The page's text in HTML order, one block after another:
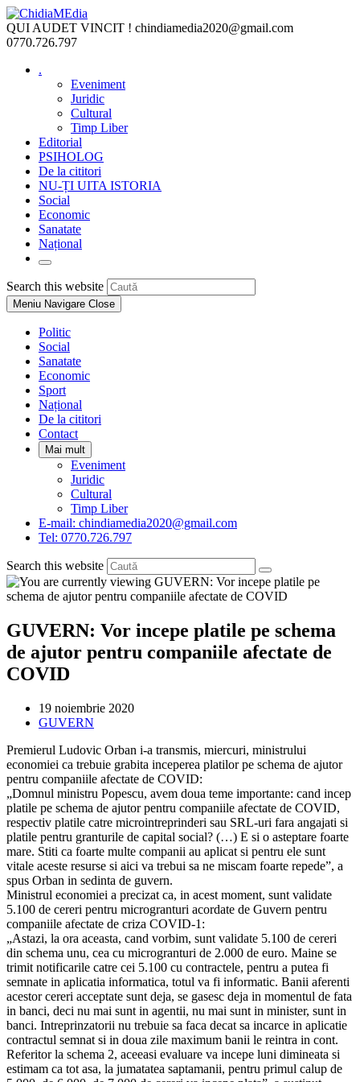
Skip
to
content
QUI AUDET VINCIT ! chindiamedia2020@gmail.com
0770.726.797
.
Eveniment
Juridic
Cultural
Timp Liber
Editorial
PSIHOLOG
De la cititori
NU-ȚI UITA ISTORIA
Social
Economic
Sanatate
Național
Toggle
website
search
Search this website
Escape
Meniu Navigare Close
Politic
Social
Sanatate
Economic
Sport
Național
De la cititori
Contact
Mai mult
Eveniment
Juridic
Cultural
Timp Liber
E-mail: chindiamedia2020@gmail.com
Tel: 0770.726.797
Search this website
GUVERN: Vor incepe platile pe schema
de ajutor pentru companiile afectate de
COVID
Post
published:
19 noiembrie 2020
Post
GUVERN
Premierul Ludovic Orban i-a transmis, miercuri, ministrului
economiei ca trebuie grabita inceperea platilor pe schema de ajutor
pentru companiile afectate de COVID:
„Domnul ministru Popescu, avem doua teme importante: cand incep
platile pe schema de ajutor pentru companiile afectate de COVID,
respectiv platile catre microintreprinderi sau SRL-uri fara angajati si
platile pentru granturile de capital social? (…) E si o asteptare foarte
mare. Stiti ca foarte multe companii au aplicat si pentru ele sunt
vitale aceste resurse si aici va trebui sa ne miscam foarte repede”, a
spus Orban in sedinta de guvern.
Ministrul economiei a precizat ca, in acest moment, sunt validate
5.100 de cereri pentru microgranturi acordate de Guvern pentru
companiile afectate de criza COVID-1:
„Astazi, la ora aceasta, cand vorbim, sunt validate 5.100 de cereri
din schema unu, cea cu microgranturi de 2.000 de euro. Maine se
trimit notificarile catre cei 5.100 cu contractele, pentru a putea fi
semnate in aplicatia informatica, totul va fi informatic. Banii aferenti
acestor cereri acceptate sunt deja, se gasesc deja in momentul de fata
in banci, deci nu mai sunt in agentii, nu mai sunt in minister, sunt in
banci. Intreprinzatorii nu trebuie sa faca decat sa incarce in aplicatie
contractul semnat si in doua zile maximum banii le reintra in cont.
Referitor la schema 2, aceeasi evaluare va incepe luni dimineata si
estimam ca tot asa, la jumatatea saptamanii, pentru primul calup de